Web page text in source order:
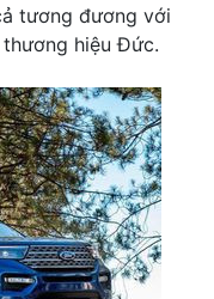
tương đương với
hiệu Đức.